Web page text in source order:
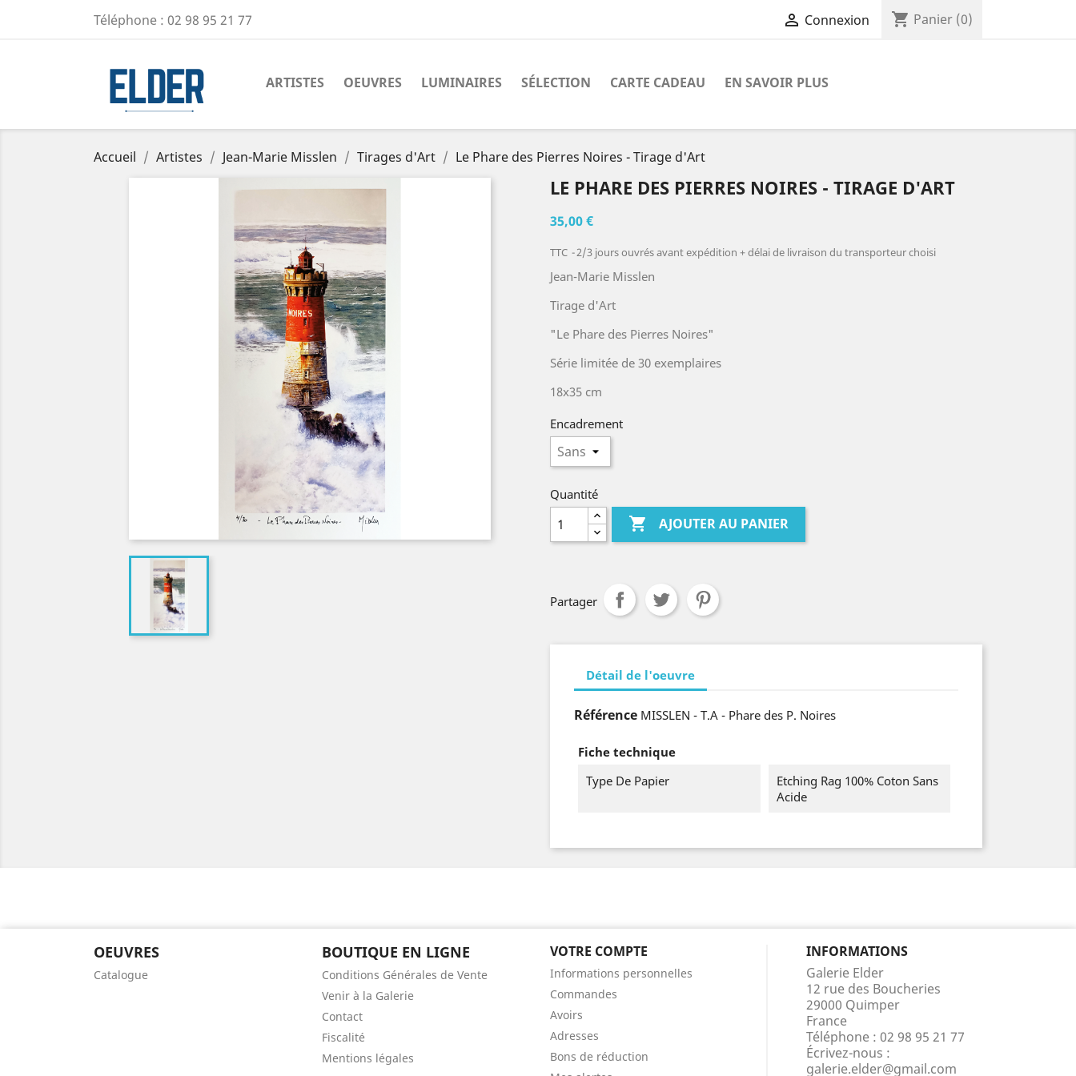
Téléphone : 02 98 95 21 77  Connexion shopping_cart Panier (0)
ARTISTES OEUVRES LUMINAIRES SÉLECTION CARTE CADEAU EN SAVOIR PLUS
Accueil Artistes Jean-Marie Misslen Tirages d'Art Le Phare des Pierres Noires - Tirage d'Art
LE PHARE DES PIERRES NOIRES - TIRAGE D'ART
35,00 €
TTC 2/3 jours ouvrés avant expédition + délai de livraison du transporteur choisi
Jean-Marie Misslen
Tirage d'Art
"Le Phare des Pierres Noires"
Série limitée de 30 exemplaires
18x35 cm
Encadrement
Quantité
 AJOUTER AU PANIER
Partager
Détail de l'oeuvre
Référence MISSLEN - T.A - Phare des P. Noires
Fiche technique
Type De Papier
Etching Rag 100% Coton Sans
Acide
OEUVRES
Catalogue
BOUTIQUE EN LIGNE
Conditions Générales de Vente
Venir à la Galerie
Contact
Fiscalité
Mentions légales
VOTRE COMPTE
Informations personnelles
Commandes
Avoirs
Adresses
Bons de réduction
INFORMATIONS
Galerie Elder
12 rue des Boucheries
29000 Quimper
France
Téléphone : 02 98 95 21 77
Écrivez-nous :
galerie.elder@gmail.com